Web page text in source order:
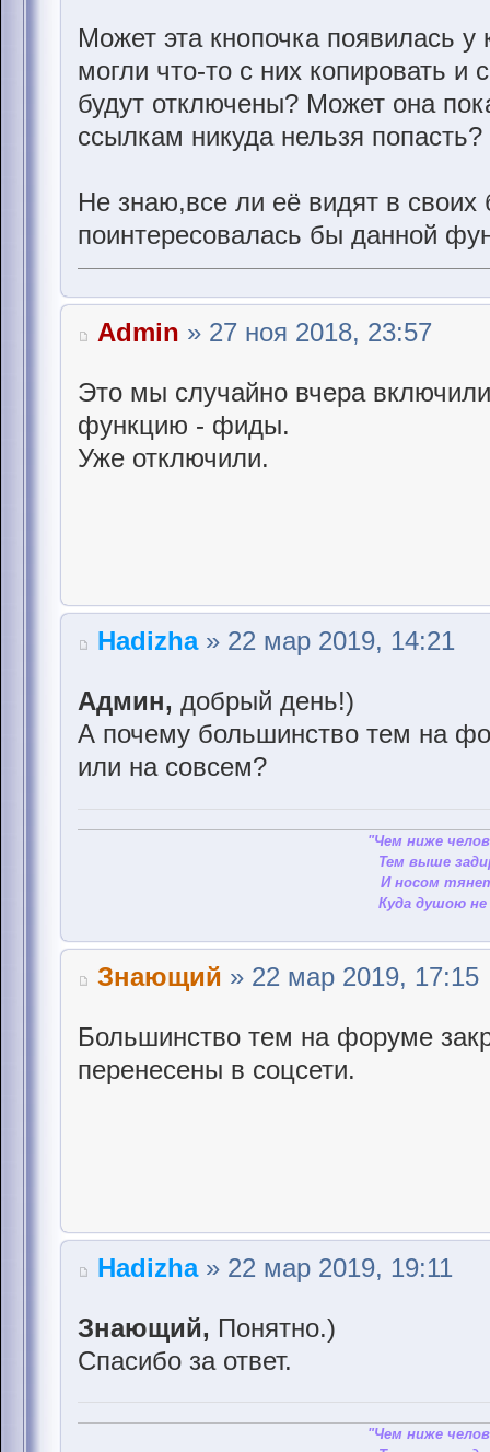
Может эта кнопочка появилась
могли что-то с них копировать и
будут отключены? Может она
ссылкам никуда нельзя попасть?
Не знаю,все ли её видят в
поинтересовалась бы данной
Admin » 27 ноя 2018, 23:57
Это мы случайно вчера
функцию - фиды.
Уже отключили.
Hadizha» 22 мар 2019, 14:21
Админ, добрый день!)
А почему большинство тем на
или на совсем?
"Чем ниже
Тем выше
И носом
Куда душою
Знающий » 22 мар 2019, 17:15
Большинство тем на форуме
перенесены в соцсети.
Hadizha» 22 мар 2019, 19:11
Знающий, Понятно.)
Спасибо за ответ.
"Чем ниже